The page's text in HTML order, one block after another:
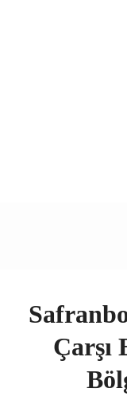
Çarşı